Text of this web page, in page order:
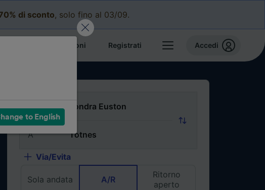
di sconto, solo fino al 03/09.
Le mie prenotazioni Registrati Accedi
Da
A
Via/Evita
Sola andata A/R
Ritorno
aperto
to English